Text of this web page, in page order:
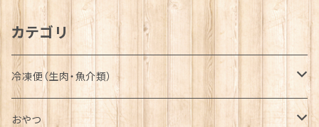
カテゴリ
冷凍便（生肉・魚介類）
詰合せ-Assortment-
おやつ